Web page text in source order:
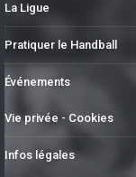
La Ligue
Pratiquer le Handball
Événements
Vie privée - Cookies
Infos légales